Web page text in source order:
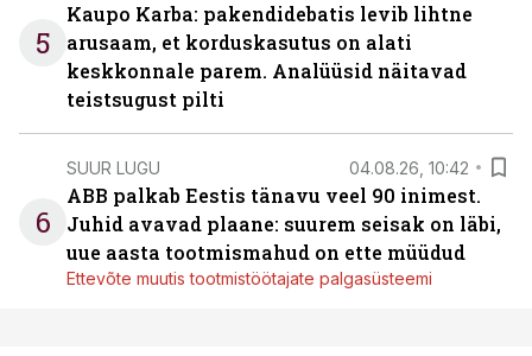
5
Kaupo Karba: pakendidebatis levib lihtne
arusaam, et korduskasutus on alati
keskkonnale parem. Analüüsid näitavad
teistsugust pilti
6
SUUR LUGU 04.08.26, 10:42
ABB palkab Eestis tänavu veel 90 inimest.
Juhid avavad plaane: suurem seisak on läbi,
uue aasta tootmismahud on ette müüdud
Ettevõte muutis tootmistöötajate palgasüsteemi